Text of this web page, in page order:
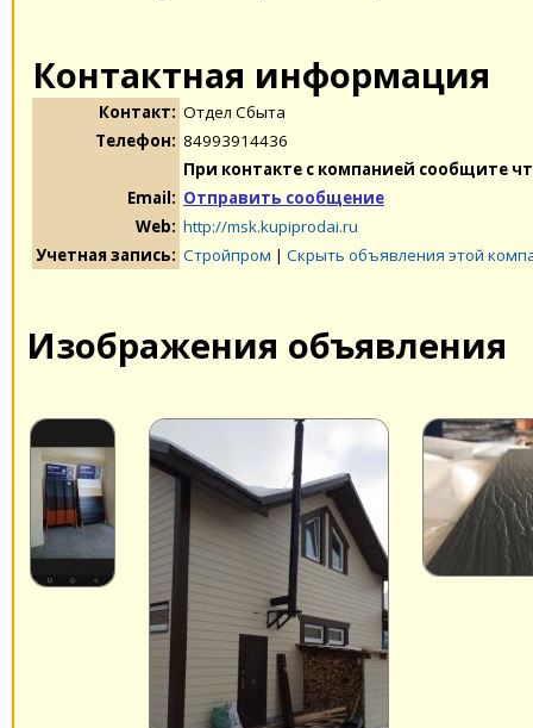
Контактная информация
Контакт: Отдел Сбыта
Телефон: 84993914436
При контакте с компанией сообщите
Email: Отправить сообщение
Web: http://msk.kupiprodai.ru
Учетная запись: Стройпром | Скрыть объявления этой
Изображения объявления